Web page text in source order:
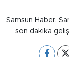
Samsun Haber,
son dakika